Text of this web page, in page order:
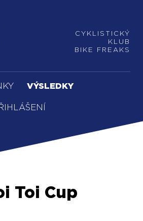
CYKLISTICKÝ
KLUB
BIKE FREAKS
VÝSLEDKY
Toi Cup